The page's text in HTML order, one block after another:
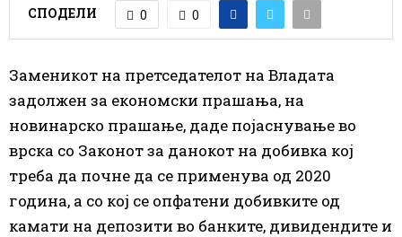
СПОДЕЛИ 0 0
Заменикот на претседателот на Владата
задолжен за економски прашања, на
новинарско прашање, даде појаснување во
врска со Законот за данокот на добивка кој
треба да почне да се применува од 2020
година, а со кој се опфатени добивките од
камати на депозити во банките, дивидендите и